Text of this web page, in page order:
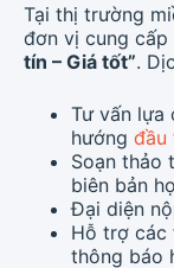
Tại thị trường
đơn vị cung cấp
tín – Giá tốt”.
Tư vấn lựa
hướng đầu
Soạn thảo
biên bản
Đại diện
Hỗ trợ các
thông báo